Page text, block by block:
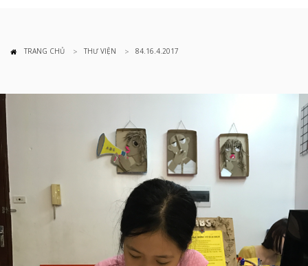
TRANG CHỦ THƯ VIỆN 84.16.4.2017